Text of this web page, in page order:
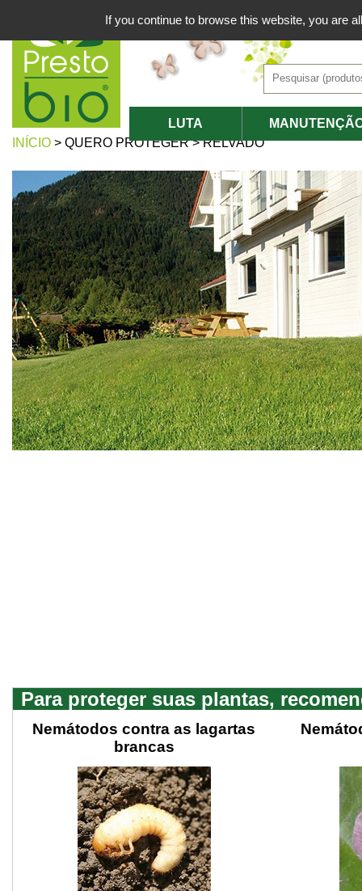
LUTA
INÍCIO > QUERO PROTEGER > RELVADO
Para proteger suas plantas,
Nemátodos contra as lagartas
brancas
If you continue to browse this website, you are